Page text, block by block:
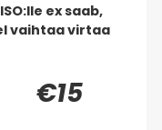
ISO:lle ex saab,
vaihtaa virtaa
€15